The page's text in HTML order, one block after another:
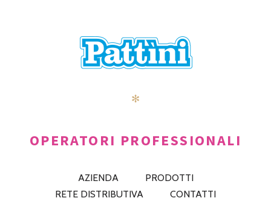
✻
OPERATORI PROFESSIONALI
AZIENDA
PRODOTTI
RETE DISTRIBUTIVA
CONTATTI